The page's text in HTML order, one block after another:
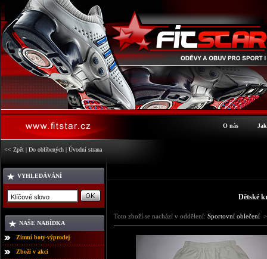
O nás
<< Zpět | Do oblíbených | Úvodní strana
VYHLEDÁVÁNÍ
NAŠE NABÍDKA
Zimní boty-výprodej
Zboží v akci
Dětské
Toto zboží se nachází v oddělení: Sportovní oblečení